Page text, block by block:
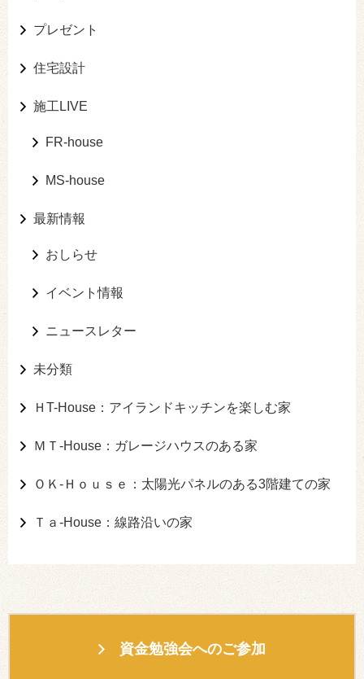
プレゼント
住宅設計
施工LIVE
FR-house
MS-house
最新情報
おしらせ
イベント情報
ニュースレター
未分類
ＨT-House：アイランドキッチンを楽しむ家
ＭＴ-House：ガレージハウスのある家
ＯＫ-Ｈｏｕｓｅ：太陽光パネルのある3階建ての家
Ｔａ-House：線路沿いの家
資金勉強会へのご参加